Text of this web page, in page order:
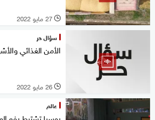
l 27 مايو 2022
سؤال حر
الأمن الغذائي
l 26 مايو 2022
عالم